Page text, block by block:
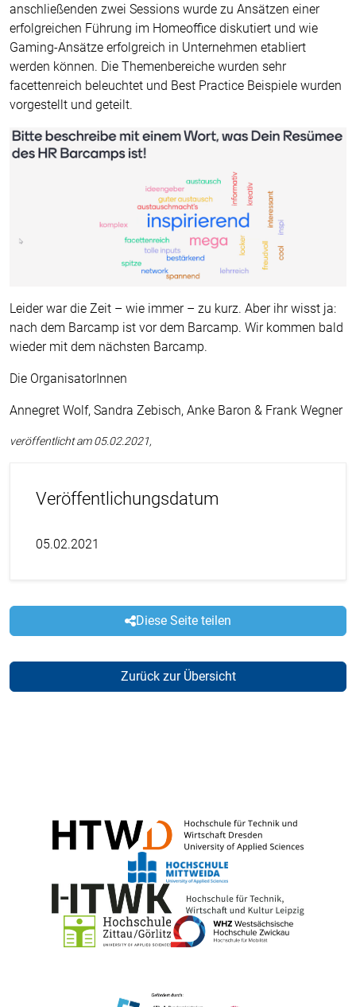
anschließenden zwei Sessions wurde zu Ansätzen einer
erfolgreichen Führung im Homeoffice diskutiert und wie
Gaming-Ansätze erfolgreich in Unternehmen etabliert
werden können. Die Themenbereiche wurden sehr
facettenreich beleuchtet und Best Practice Beispiele wurden
vorgestellt und geteilt.
Leider war die Zeit – wie immer – zu kurz. Aber ihr wisst ja:
nach dem Barcamp ist vor dem Barcamp. Wir kommen bald
wieder mit dem nächsten Barcamp.
Die OrganisatorInnen
Annegret Wolf, Sandra Zebisch, Anke Baron & Frank Wegner
veröffentlicht am 05.02.2021,
Veröffentlichungsdatum
05.02.2021
Diese Seite teilen
Zurück zur Übersicht